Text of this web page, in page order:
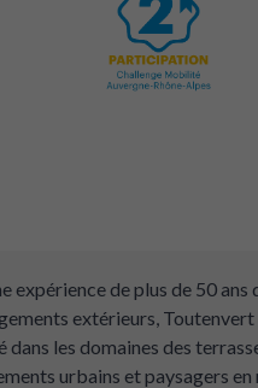
expérience de plus de 50 ans
extérieurs,
dans les domaines des
urbains et paysagers en